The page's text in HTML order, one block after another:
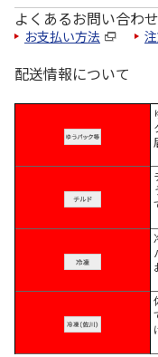
よくあるお問い合わせ
お支払い方法
配送情報について